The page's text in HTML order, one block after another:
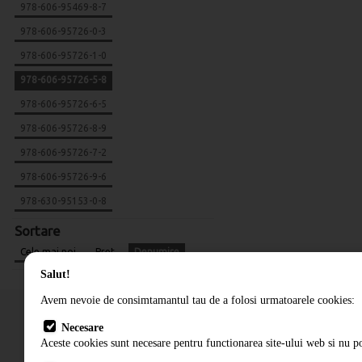
978-606-95469-8-7
978-606-95726-0-3
978-606-95726-1-0
978-606-95726-5-8
978-606-95726-6-5
978-606-95726-8-9
978-606-95726-7-2
978-606-95726-9-6
978-630-95153-0-8
Sortare
Cele mai noi Pret Denumire
Salut!
Avem nevoie de consimtamantul tau de a folosi urmatoarele cookies:
Necesare
Aceste cookies sunt necesare pentru functionarea site-ului web si nu